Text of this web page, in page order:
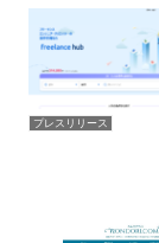
プレスリリース